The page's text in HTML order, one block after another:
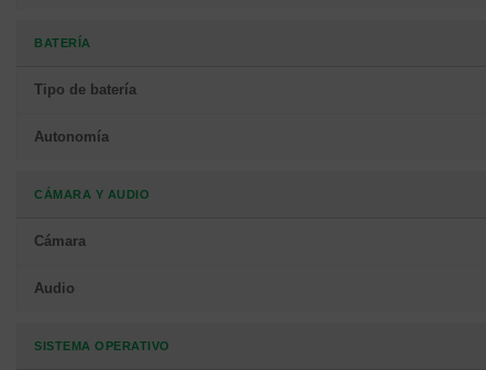
BATERÍA
Tipo de batería
Autonomía
CÁMARA Y AUDIO
Cámara
Audio
SISTEMA OPERATIVO